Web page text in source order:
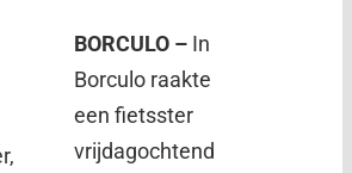
BORCULO – In
Borculo raakte
een fietsster
vrijdagochtend